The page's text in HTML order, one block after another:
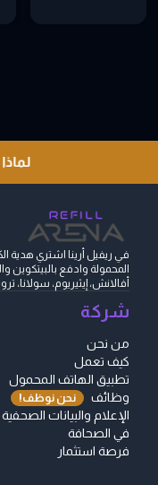
في ريفيل أرينا اشتري هدية
المحمولة وادفع بالبيتكوين
أفالانش، إيثيريوم، سولانا،
شركة
من نحن
كيف تعمل
تطبيق الهاتف المحمول
وظائف
نحن نوظف!
الإعلام والبيانات الصحفية
في الصحافة
فرصة استثمار